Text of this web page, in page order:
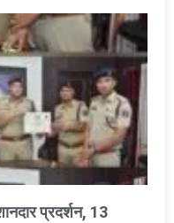
प्रदर्शन, 13